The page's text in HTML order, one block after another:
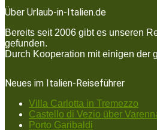
Über Urlaub-in-Italien.de
Bereits seit 2006 gibt es unseren
gefunden.
Durch Kooperation mit einigen der
Neues im Italien-Reiseführer
Villa Carlotta in Tremezzo
Castello di Vezio über
Porto Garibaldi